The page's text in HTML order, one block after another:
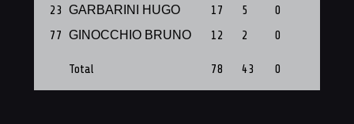
23 GARBARINI HUGO 17 5 0
77 GINOCCHIO BRUNO 12 2 0
Total 78 43 0